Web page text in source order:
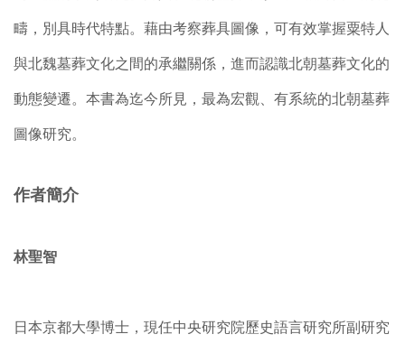
疇，別具時代特點。藉由考察葬具圖像，可有效掌握粟特人
與北魏墓葬文化之間的承繼關係，進而認識北朝墓葬文化的
動態變遷。本書為迄今所見，最為宏觀、有系統的北朝墓葬
圖像研究。
作者簡介
林聖智
日本京都大學博士，現任中央研究院歷史語言研究所副研究